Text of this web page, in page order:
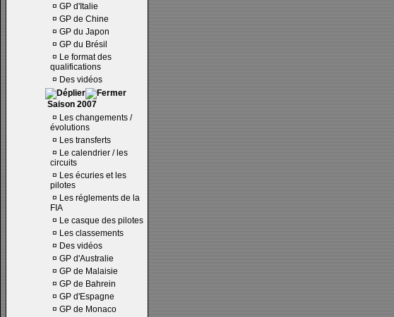
¤ GP d'Italie
¤ GP de Chine
¤ GP du Japon
¤ GP du Brésil
¤ Le format des
qualifications
¤ Des vidéos
Saison 2007
¤ Les changements /
évolutions
¤ Les transferts
¤ Le calendrier / les
circuits
¤ Les écuries et les
pilotes
¤ Les réglements de la
FIA
¤ Le casque des pilotes
¤ Les classements
¤ Des vidéos
¤ GP d'Australie
¤ GP de Malaisie
¤ GP de Bahrein
¤ GP d'Espagne
¤ GP de Monaco